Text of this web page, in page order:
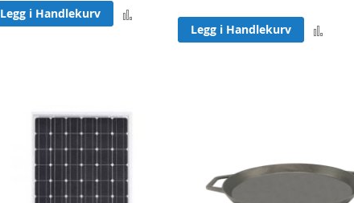
Legg i Handlekurv
Legg i Handlekurv